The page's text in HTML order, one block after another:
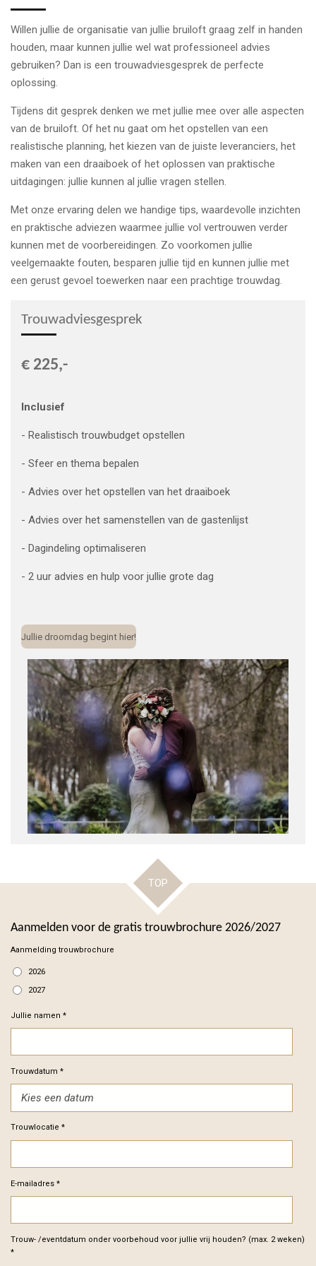
Willen jullie de organisatie van jullie bruiloft graag zelf in handen
houden, maar kunnen jullie wel wat professioneel advies
gebruiken? Dan is een trouwadviesgesprek de perfecte
oplossing.
Tijdens dit gesprek denken we met jullie mee over alle aspecten
van de bruiloft. Of het nu gaat om het opstellen van een
realistische planning, het kiezen van de juiste leveranciers, het
maken van een draaiboek of het oplossen van praktische
uitdagingen: jullie kunnen al jullie vragen stellen.
Met onze ervaring delen we handige tips, waardevolle inzichten
en praktische adviezen waarmee jullie vol vertrouwen verder
kunnen met de voorbereidingen. Zo voorkomen jullie
veelgemaakte fouten, besparen jullie tijd en kunnen jullie met
een gerust gevoel toewerken naar een prachtige trouwdag.
Trouwadviesgesprek
€ 225,-
Inclusief
- Realistisch trouwbudget opstellen
- Sfeer en thema bepalen
- Advies over het opstellen van het draaiboek
- Advies over het samenstellen van de gastenlijst
- Dagindeling optimaliseren
- 2 uur advies en hulp voor jullie grote dag
Jullie droomdag begint hier!
TOP
Aanmelden voor de gratis trouwbrochure 2026/2027
Aanmelding trouwbrochure
2026
2027
Jullie namen *
Trouwdatum *
Trouwlocatie *
E-mailadres *
Trouw- /eventdatum onder voorbehoud voor jullie vrij houden? (max. 2 weken)
*